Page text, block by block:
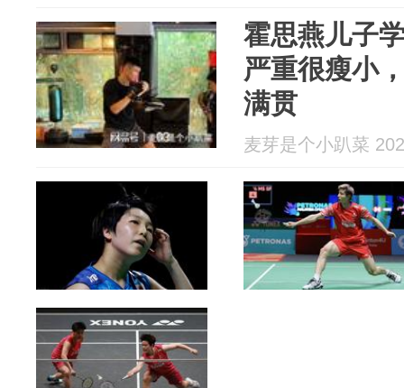
霍思燕儿子
严重很瘦小
满贯
麦芽是个小趴菜